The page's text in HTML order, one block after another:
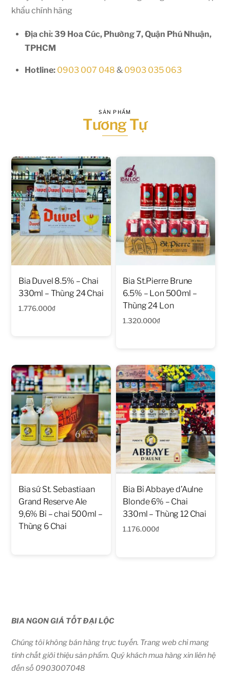
khẩu chính hãng
Địa chỉ: 39 Hoa Cúc, Phường 7, Quận Phú Nhuận,
TPHCM
Hotline: 0903 007 048 & 0903 035 063
SẢN PHẨM
Tương Tự
Bia Duvel 8.5% – Chai
330ml – Thùng 24 Chai
1.776.000₫
Bia St.Pierre Brune
6.5% – Lon 500ml –
Thùng 24 Lon
1.320.000₫
Bia sứ St. Sebastiaan
Grand Reserve Ale
9,6% Bỉ – chai 500ml –
Thùng 6 Chai
Bia Bỉ Abbaye d’Aulne
Blonde 6% – Chai
330ml – Thùng 12 Chai
1.176.000₫
BIA NGON GIÁ TỐT ĐẠI LỘC
Chúng tôi không bán hàng trực tuyến. Trang web chỉ mang
tính chất giới thiệu sản phẩm. Quý khách mua hàng xin liên hệ
đến số 0903007048